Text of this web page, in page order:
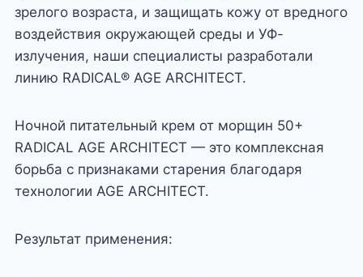
зрелого возраста, и защищать кожу от вредного
воздействия окружающей среды и УФ-
излучения, наши специалисты разработали
линию RADICAL® AGE ARCHITECT.
Ночной питательный крем от морщин 50+
RADICAL AGE ARCHITECT — это комплексная
борьба с признаками старения благодаря
технологии AGE ARCHITECT.
Результат применения: